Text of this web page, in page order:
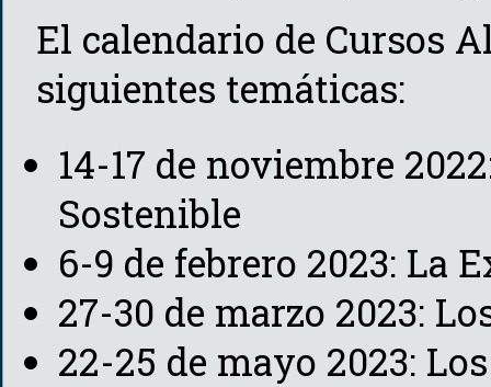
El calendario de Cursos
siguientes temáticas:
14-17 de noviembre
Sostenible
6-9 de febrero 2023: La
27-30 de marzo 2023:
22-25 de mayo 2023: